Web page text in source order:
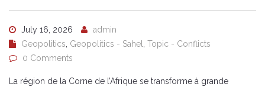
July 16, 2026
admin
Geopolitics, Geopolitics - Sahel, Topic - Conflicts
0 Comments
La région de la Corne de l’Afrique se transforme à grande